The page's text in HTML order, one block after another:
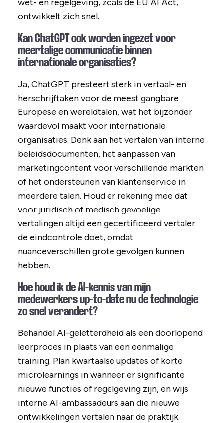
wet- en regelgeving, zoals de EU AI Act,
ontwikkelt zich snel.
Kan ChatGPT ook worden ingezet voor
meertalige communicatie binnen
internationale organisaties?
Ja, ChatGPT presteert sterk in vertaal- en
herschrijftaken voor de meest gangbare
Europese en wereldtalen, wat het bijzonder
waardevol maakt voor internationale
organisaties. Denk aan het vertalen van interne
beleidsdocumenten, het aanpassen van
marketingcontent voor verschillende markten
of het ondersteunen van klantenservice in
meerdere talen. Houd er rekening mee dat
voor juridisch of medisch gevoelige
vertalingen altijd een gecertificeerd vertaler
de eindcontrole doet, omdat
nuanceverschillen grote gevolgen kunnen
hebben.
Hoe houd ik de AI-kennis van mijn
medewerkers up-to-date nu de technologie
zo snel verandert?
Behandel AI-geletterdheid als een doorlopend
leerproces in plaats van een eenmalige
training. Plan kwartaalse updates of korte
microlearnings in wanneer er significante
nieuwe functies of regelgeving zijn, en wijs
interne AI-ambassadeurs aan die nieuwe
ontwikkelingen vertalen naar de praktijk.